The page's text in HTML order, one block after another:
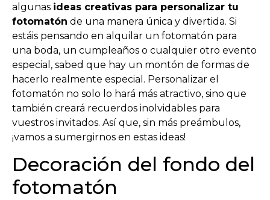
algunas ideas creativas para personalizar tu
fotomatón de una manera única y divertida. Si
estáis pensando en alquilar un fotomatón para
una boda, un cumpleaños o cualquier otro evento
especial, sabed que hay un montón de formas de
hacerlo realmente especial. Personalizar el
fotomatón no solo lo hará más atractivo, sino que
también creará recuerdos inolvidables para
vuestros invitados. Así que, sin más preámbulos,
¡vamos a sumergirnos en estas ideas!
Decoración del fondo del
fotomatón